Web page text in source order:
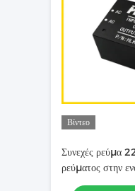
Βίντεο
Συνεχές ρεύμα
ρεύματος στην
παροχής